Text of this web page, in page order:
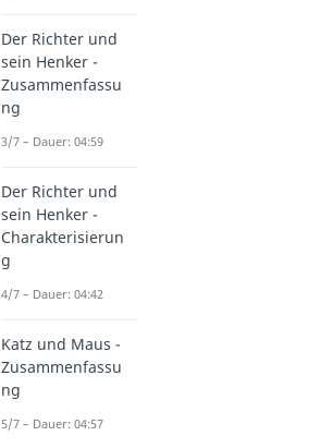
Der Richter und
sein Henker -
Zusammenfassu
ng
3/7 – Dauer: 04:59
Der Richter und
sein Henker -
Charakterisierun
g
4/7 – Dauer: 04:42
Katz und Maus -
Zusammenfassu
ng
5/7 – Dauer: 04:57